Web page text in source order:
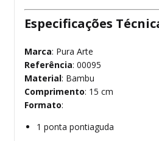
Especificações
Marca: Pura Arte
Referência: 00095
Material: Bambu
Comprimento: 15 cm
Formato:
1 ponta pontiaguda